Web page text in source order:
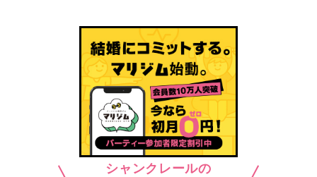
シャンクレールの